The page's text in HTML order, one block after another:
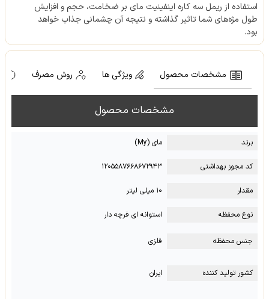
استفاده از ریمل سه کاره اینفینیت مای بر ضخامت، حجم و افزایش
طول مژه‌های شما تاثیر گذاشته و نتیجه آن چشمانی جذاب خواهد
بود.
مشخصات محصول ویژگی ها روش مصرف
مشخصات محصول
برند مای (My)
کد مجوز بهداشتی ۱۲۰۵۵۸۷۶۶۸۶۷۲۹۴۳
مقدار ۱۰ میلی لیتر
نوع محفظه استوانه ای فرچه دار
جنس محفظه فلزی
کشور تولید کننده ایران